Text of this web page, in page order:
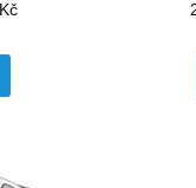
Kč